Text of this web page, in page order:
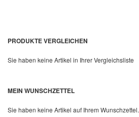
PRODUKTE VERGLEICHEN
Sie haben keine Artikel in Ihrer Vergleichsliste
MEIN WUNSCHZETTEL
Sie haben keine Artikel auf Ihrem Wunschzettel.